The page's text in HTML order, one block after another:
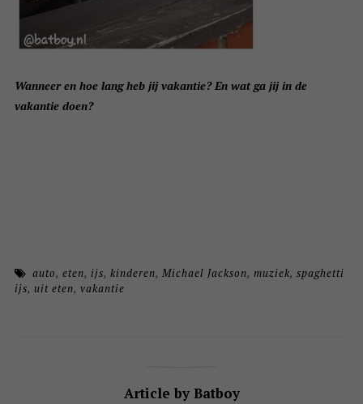
Wanneer en hoe lang heb jij vakantie? En wat ga jij in de
vakantie doen?
auto,eten, ijs,kinderen,Michael Jackson,muziek,spaghetti
ijs, uit eten, vakantie
Article by Batboy